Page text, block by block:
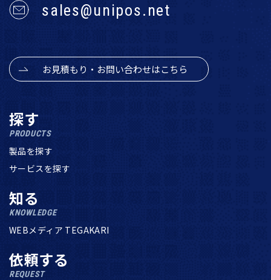
sales@unipos.net
お見積もり・お問い合わせはこちら
探す
PRODUCTS
製品を探す
サービスを探す
知る
KNOWLEDGE
WEBメディア TEGAKARI
依頼する
REQUEST